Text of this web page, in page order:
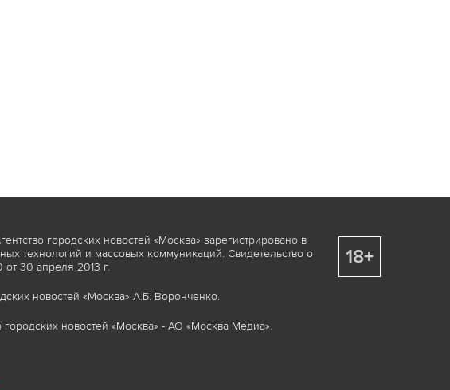
городских новостей «Москва» зарегистрировано в
технологий и массовых коммуникаций. Свидетельство о
30 апреля 2013 г.
новостей «Москва» А.Б. Воронченко.
новостей «Москва» - АО «Москва Медиа».
18+